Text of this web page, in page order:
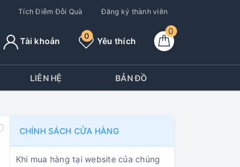
Tích Điễm Đỗi Quà Đăng ký thành viên
0
Yêu thích
0
Tài khoản
LIÊN HỆ BẢN ĐỒ
CHÍNH SÁCH CỬA HÀNG
Khi mua hàng tại website của chúng